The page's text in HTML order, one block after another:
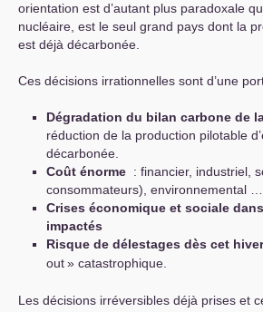
orientation est d’autant plus paradoxale
nucléaire, est le seul grand pays dont la
est déjà décarbonée.
Ces décisions irrationnelles sont d’une
Dégradation du bilan carbone de
réduction de la production pilotable
décarbonée.
Coût énorme : financier, industriel,
consommateurs), environnemental …
Crises économique et sociale
impactés
Risque de délestages dès cet
out» catastrophique.
Les décisions irréversibles déjà prises et